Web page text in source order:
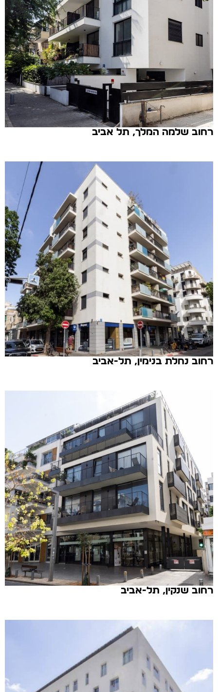
רחוב שלמה המלך, תל אביב
רחוב נחלת בנימין, תל-אביב
רחוב שנקין, תל-אביב